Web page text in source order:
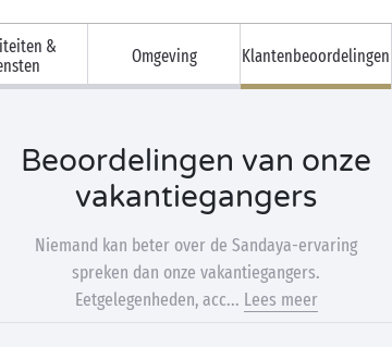
&
Omgeving Klantenbeoordelingen
Beoordelingen van onze
vakantiegangers
Niemand kan beter over de Sandaya-ervaring
spreken dan onze vakantiegangers.
Eetgelegenheden, acc... Lees meer